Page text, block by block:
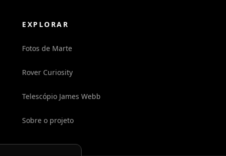
EXPLORAR
Fotos de Marte
Rover Curiosity
Telescópio James Webb
Sobre o projeto